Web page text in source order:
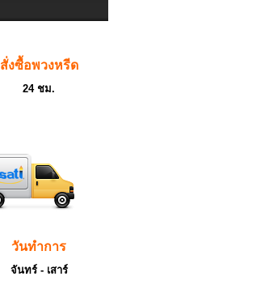
สั่งซื้อพวงหรีด
24 ชม.
วันทำการ
จันทร์ - เสาร์